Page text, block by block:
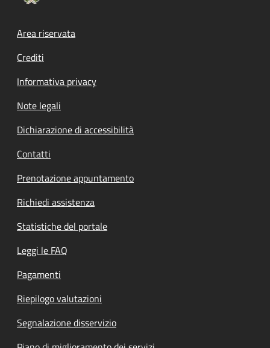
Footer menu
Area riservata
Crediti
Informativa privacy
Note legali
Dichiarazione di accessibilità
Contatti
Prenotazione appuntamento
Richiedi assistenza
Statistiche del portale
Leggi le FAQ
Pagamenti
Riepilogo valutazioni
Segnalazione disservizio